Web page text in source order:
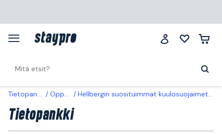
Tietopankki Oppaat Hellbergin suosituimmat kuulosuojaimet vertailussa
Tietopankki